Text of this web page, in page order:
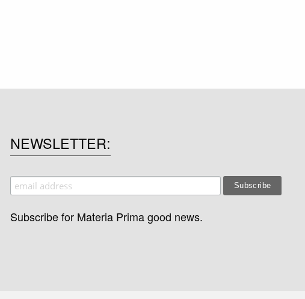
NEWSLETTER
Subscribe for Materia Prima good news.